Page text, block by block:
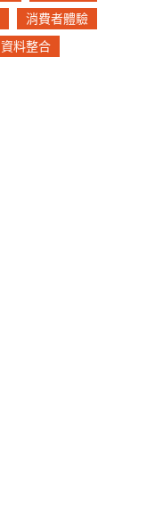
消費者體驗
資料整合